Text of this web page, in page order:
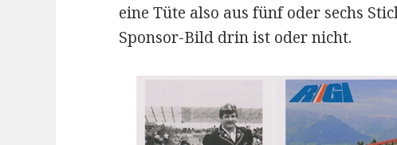
eine Tüte also aus fünf oder sechs
Sponsor-Bild drin ist oder nicht.